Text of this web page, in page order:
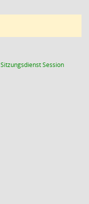
SitzungsdienstSession(Wird in